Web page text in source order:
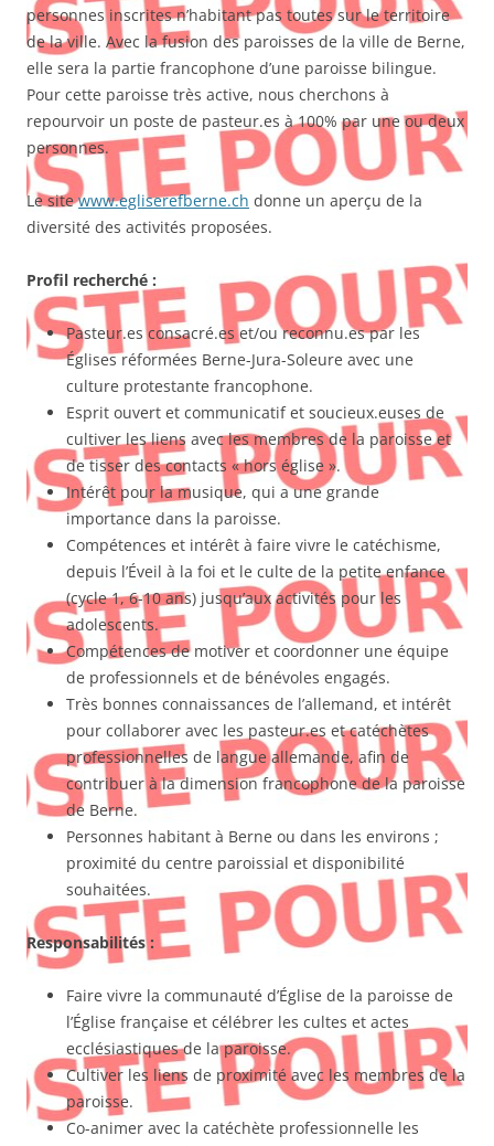
personnes inscrites n’habitant pas toutes sur le territoire
de la ville. Avec la fusion des paroisses de la ville de Berne,
elle sera la partie francophone d’une paroisse bilingue.
Pour cette paroisse très active, nous cherchons à
repourvoir un poste de pasteur.es à 100% par une ou deux
personnes.
Le sitewww.egliserefberne.ch donne un aperçu de la
diversité des activités proposées.
Profil recherché :
Pasteur.es consacré.es et/ou reconnu.es par les
Églises réformées Berne-Jura-Soleure avec une
culture protestante francophone.
Esprit ouvert et communicatif et soucieux.euses de
cultiver les liens avec les membres de la paroisse et
de tisser des contacts « hors église ».
Intérêt pour la musique, qui a une grande
importance dans la paroisse.
Compétences et intérêt à faire vivre le catéchisme,
depuis l’Éveil à la foi et le culte de la petite enfance
(cycle 1, 6-10 ans) jusqu’aux activités pour les
adolescents.
Compétences de motiver et coordonner une équipe
de professionnels et de bénévoles engagés.
Très bonnes connaissances de l’allemand, et intérêt
pour collaborer avec les pasteur.es et catéchètes
professionnelles de langue allemande, afin de
contribuer à la dimension francophone de la paroisse
de Berne.
Personnes habitant à Berne ou dans les environs ;
proximité du centre paroissial et disponibilité
souhaitées.
Responsabilités :
Faire vivre la communauté d’Église de la paroisse de
l’Église française et célébrer les cultes et actes
ecclésiastiques de la paroisse.
Cultiver les liens de proximité avec les membres de la
paroisse.
Co-animer avec la catéchète professionnelle les